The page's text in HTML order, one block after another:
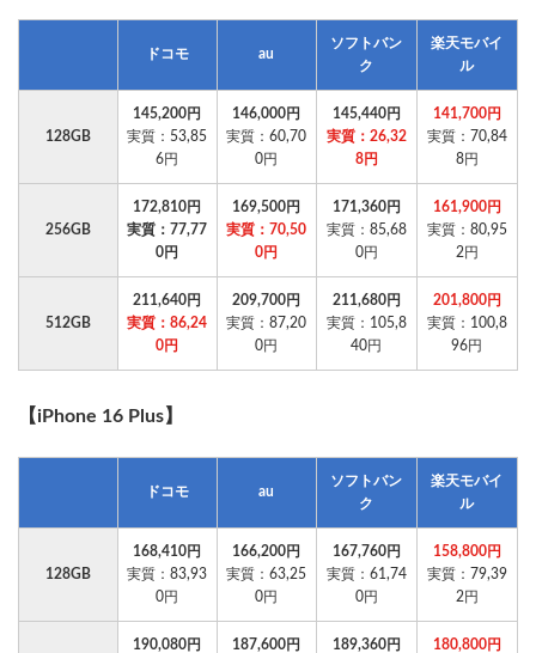
ドコモ au
ソフトバン
ク
楽天モバイ
ル
128GB
145,200円
実質：53,85
6円
146,000円
実質：60,70
0円
145,440円
実質：26,32
8円
141,700円
実質：70,84
8円
256GB
172,810円
実質：77,77
0円
169,500円
実質：70,50
0円
171,360円
実質：85,68
0円
161,900円
実質：80,95
2円
512GB
211,640円
実質：86,24
0円
209,700円
実質：87,20
0円
211,680円
実質：105,8
40円
201,800円
実質：100,8
96円
【iPhone 16 Plus】
ドコモ au
ソフトバン
ク
楽天モバイ
ル
128GB
168,410円
実質：83,93
0円
166,200円
実質：63,25
0円
167,760円
実質：61,74
0円
158,800円
実質：79,39
2円
190,080円
187,600円
189,360円
180,800円